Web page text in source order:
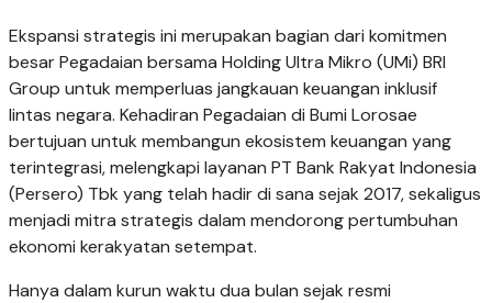
Ekspansi strategis ini merupakan bagian dari komitmen
besar Pegadaian bersama Holding Ultra Mikro (UMi) BRI
Group untuk memperluas jangkauan keuangan inklusif
lintas negara. Kehadiran Pegadaian di Bumi Lorosae
bertujuan untuk membangun ekosistem keuangan yang
terintegrasi, melengkapi layanan PT Bank Rakyat Indonesia
(Persero) Tbk yang telah hadir di sana sejak 2017, sekaligus
menjadi mitra strategis dalam mendorong pertumbuhan
ekonomi kerakyatan setempat.
Hanya dalam kurun waktu dua bulan sejak resmi